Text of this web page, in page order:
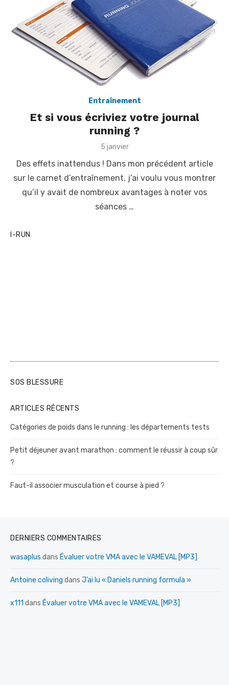
Entraînement
Et si vous écriviez votre journal
running ?
P
s
e
d
o
n
5 janvier
Des effets inattendus ! Dans mon précédent article
sur le carnet d’entraînement, j’ai voulu vous montrer
qu’il y avait de nombreux avantages à noter vos
séances …
I-RUN
SOS BLESSURE
ARTICLES RÉCENTS
Catégories de poids dans le running : les départements tests
Petit déjeuner avant marathon : comment le réussir à coup sûr
?
Faut-il associer musculation et course à pied ?
DERNIERS COMMENTAIRES
wasaplus dans Évaluer votre VMA avec le VAMEVAL [MP3]
Antoine coliving dans J’ai lu « Daniels running formula »
x111 dans Évaluer votre VMA avec le VAMEVAL [MP3]